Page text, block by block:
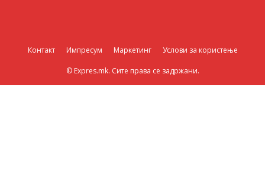
Контакт Импресум Маркетинг Услови за користење
© Expres.mk. Сите права се задржани.